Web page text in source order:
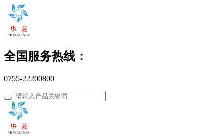
全国服务热线：
0755-22200800